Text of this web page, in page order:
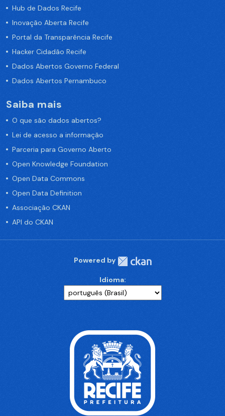
Hub de Dados Recife
Inovação Aberta Recife
Portal da Transparência Recife
Hacker Cidadão Recife
Dados Abertos Governo Federal
Dados Abertos Pernambuco
Saiba mais
O que são dados abertos?
Lei de acesso a informação
Parceria para Governo Aberto
Open Knowledge Foundation
Open Data Commons
Open Data Definition
Associação CKAN
API do CKAN
Powered by
Idioma